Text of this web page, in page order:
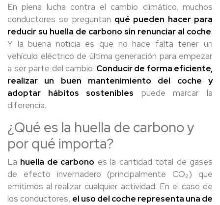
En plena lucha contra el cambio climático, muchos
conductores se preguntan qué pueden hacer para
reducir su huella de carbono sin renunciar al coche.
Y la buena noticia es que no hace falta tener un
vehículo eléctrico de última generación para empezar
a ser parte del cambio. Conducir de forma eficiente,
realizar un buen mantenimiento del coche y
adoptar hábitos sostenibles puede marcar la
diferencia.
¿Qué es la huella de carbono y
por qué importa?
La huella de carbono es la cantidad total de gases
de efecto invernadero (principalmente CO₂) que
emitimos al realizar cualquier actividad. En el caso de
los conductores, el uso del coche representa una de